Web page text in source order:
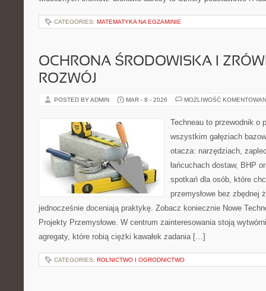
CATEGORIES: MATEMATYKA NA EGZAMINIE
OCHRONA ŚRODOWISKA I
ROZWÓJ
POSTED BY ADMIN MAR - 8 - 2026 MOŻLIWOŚĆ
Techneau to przewodnik o
wszystkim gałęziach
otacza: narzędziach,
łańcuchach dostaw, BHP
spotkań dla osób, które
przemysłowe bez zbędnej
jednocześnie doceniają praktykę. Zobacz koniecznie Nowe
Projekty Przemysłowe. W centrum zainteresowania stoją
agregaty, które robią ciężki kawałek zadania […]
CATEGORIES: ROLNICTWO I OGRODNICTWO